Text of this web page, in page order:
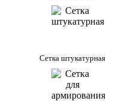
Сетка штукатурная